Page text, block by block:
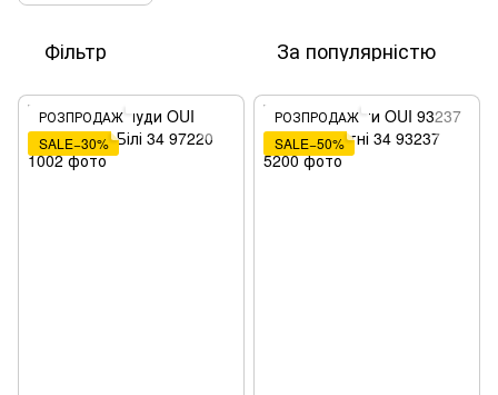
Фільтр За популярністю
РОЗПРОДАЖ
SALE−30%
РОЗПРОДАЖ
SALE−50%